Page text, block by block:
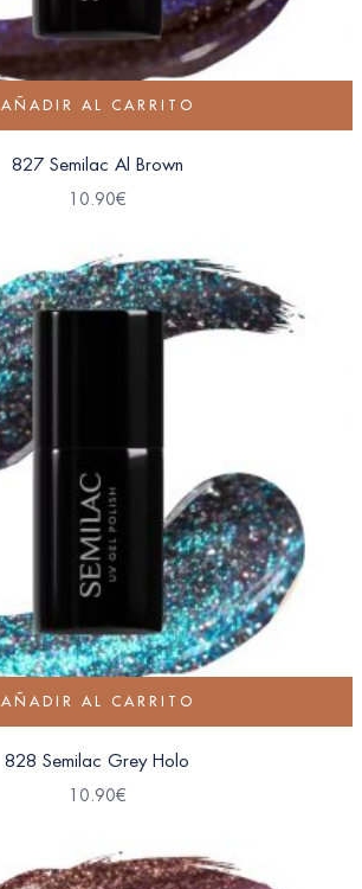
AÑADIR AL CARRITO
827 Semilac Al Brown
10.90€
AÑADIR AL CARRITO
828 Semilac Grey Holo
10.90€